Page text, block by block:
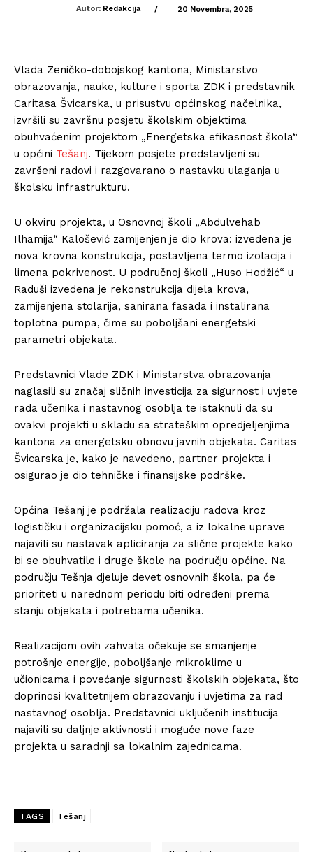
Autor: Redakcija / 20 Novembra, 2025
Vlada Zeničko-dobojskog kantona, Ministarstvo
obrazovanja, nauke, kulture i sporta ZDK i predstavnik
Caritasa Švicarska, u prisustvu općinskog načelnika,
izvršili su završnu posjetu školskim objektima
obuhvaćenim projektom „Energetska efikasnost škola“
u općini Tešanj. Tijekom posjete predstavljeni su
završeni radovi i razgovarano o nastavku ulaganja u
školsku infrastrukturu.
U okviru projekta, u Osnovnoj školi „Abdulvehab
Ilhamija“ Kalošević zamijenjen je dio krova: izvedena je
nova krovna konstrukcija, postavljena termo izolacija i
limena pokrivenost. U područnoj školi „Huso Hodžić“ u
Raduši izvedena je rekonstrukcija dijela krova,
zamijenjena stolarija, sanirana fasada i instalirana
toplotna pumpa, čime su poboljšani energetski
parametri objekata.
Predstavnici Vlade ZDK i Ministarstva obrazovanja
naglasili su značaj sličnih investicija za sigurnost i uvjete
rada učenika i nastavnog osoblja te istaknuli da su
ovakvi projekti u skladu sa strateškim opredjeljenjima
kantona za energetsku obnovu javnih objekata. Caritas
Švicarska je, kako je navedeno, partner projekta i
osigurao je dio tehničke i finansijske podrške.
Općina Tešanj je podržala realizaciju radova kroz
logističku i organizacijsku pomoć, a iz lokalne uprave
najavili su nastavak apliciranja za slične projekte kako
bi se obuhvatile i druge škole na području općine. Na
području Tešnja djeluje devet osnovnih škola, pa će
prioriteti u narednom periodu biti određeni prema
stanju objekata i potrebama učenika.
Realizacijom ovih zahvata očekuje se smanjenje
potrošnje energije, poboljšanje mikroklime u
učionicama i povećanje sigurnosti školskih objekata, što
doprinosi kvalitetnijem obrazovanju i uvjetima za rad
nastavnog osoblja. Predstavnici uključenih institucija
najavili su daljnje aktivnosti i moguće nove faze
projekta u saradnji sa lokalnim zajednicama.
TAGS Tešanj